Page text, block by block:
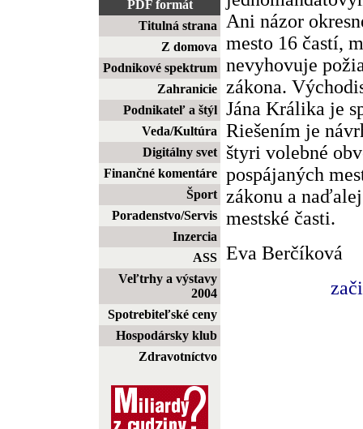
PDF formát
Titulná strana
Z domova
Podnikové spektrum
Zahranicie
Podnikateľ a štýl
Veda/Kultúra
Digitálny svet
Finančné komentáre
Šport
Poradenstvo/Servis
Inzercia
ASS
Veľtrhy a výstavy
2004
Spotrebiteľské ceny
Hospodársky klub
Zdravotníctvo
Ani názor
mesto 16 častí,
nevyhovuje
zákona.
Jána Králika je
Riešením je
štyri volebné
pospájaných
zákonu a
mestské časti.
Eva Berčíková